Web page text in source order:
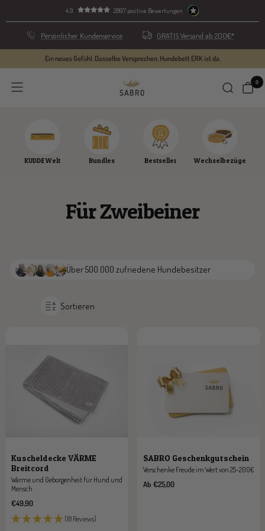
zum
4.9 2897 positive Bewertungen
GRATIS Versand ab 200€*
Persönlicher Kundenservice
Ein neues Gefühl. Dasselbe Versprechen. Hundebett ERK ist da.
Navigation
SABRO
GmbH
0
KUDDE Welt Bundles Bestseller Wechselbezüge
Für Zweibeiner
Über 500.000 zufriedene Hundebesitzer
Sortieren
Kuscheldecke VÄRME
Breitcord
Wärme und Geborgenheit für Hund und
Mensch
Angebotspreis
€49,90
(18 Reviews)
SABRO Geschenkgutschein
Verschenke Freude im Wert von 25-200€
Angebotspreis
Ab €25,00